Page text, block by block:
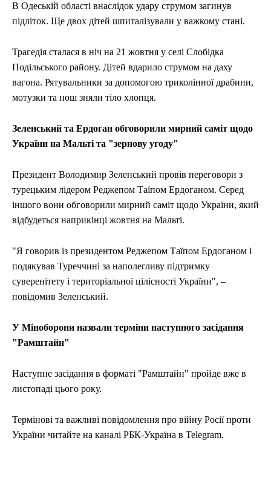
В Одеській області внаслідок удару струмом загинув
підліток. Ще двох дітей шпиталізували у важкому стані.
Трагедія сталася в ніч на 21 жовтня у селі Слобідка
Подільського району. Дітей вдарило струмом на даху
вагона. Рятувальники за допомогою триколінної драбини,
мотузки та нош зняли тіло хлопця.
Зеленський та Ердоган обговорили мирний саміт щодо
України на Мальті та "зернову угоду"
Президент Володимир Зеленський провів переговори з
турецьким лідером Реджепом Таїпом Ердоганом. Серед
іншого вони обговорили мирний саміт щодо України, який
відбудеться наприкінці жовтня на Мальті.
"Я говорив із президентом Реджепом Таїпом Ердоганом і
подякував Туреччині за наполегливу підтримку
суверенітету і територіальної цілісності України", –
повідомив Зеленський.
У Міноборони назвали терміни наступного засідання
"Рамштайн"
Наступне засідання в форматі "Рамштайн" пройде вже в
листопаді цього року.
Термінові та важливі повідомлення про війну Росії проти
України читайте на каналі РБК-Україна в Telegram.